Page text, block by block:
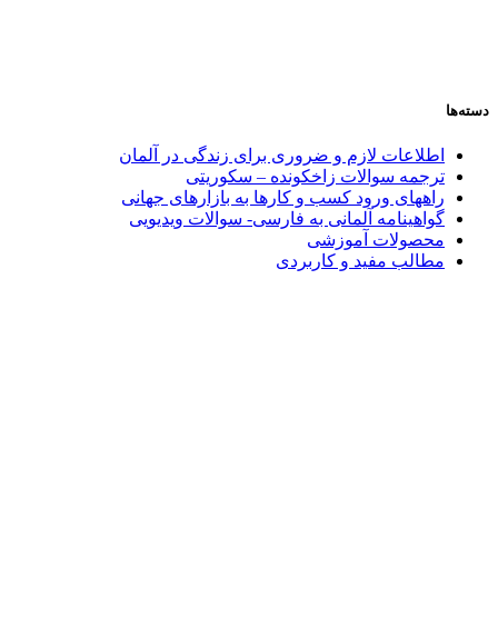
دسته‌ها
اطلاعات لازم و ضروری برای زندگی در آلمان
ترجمه سوالات زاخکونده – سکوریتی
راههای ورود کسب و کارها به بازارهای جهانی
گواهینامه آلمانی به فارسی- سوالات ویدیویی
محصولات آموزشی
مطالب مفید و کاربردی